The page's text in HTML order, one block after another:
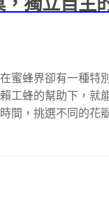
蜜蜂界卻有一種特
工蜂的幫助下，就
間，挑選不同的花